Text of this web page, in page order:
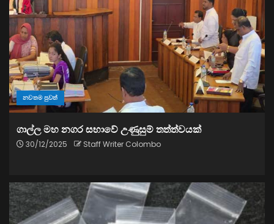
නවතම පුවත්
ගාල්ල මහ නගර සභාවේ උණුසුම් තත්ත්වයක්
30/12/2025 Staff Writer Colombo